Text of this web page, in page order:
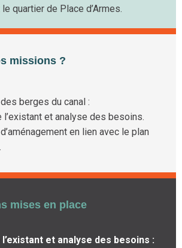
quartier de Place d’Armes.
missions ?
berges du canal :
l’existant et analyse des besoins.
en lien avec le plan
mises en place
et analyse des besoins :